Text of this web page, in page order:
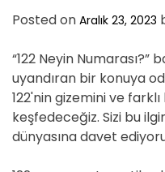
Posted on Aralık 23, 2023
“122 Neyin Numarası?”
uyandıran bir konuya
122'nin gizemini ve
keşfedeceğiz. Sizi bu
dünyasına davet